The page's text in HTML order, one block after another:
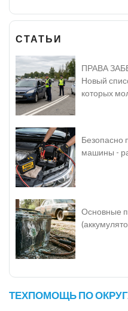
СТАТЬИ
ПРАВА
Новый
которых
Безопасно
машины -
Основные
ТЕХПОМОЩЬ ПО